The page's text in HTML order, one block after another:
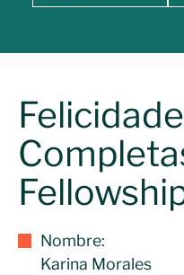
Nombre:
Karina Morales